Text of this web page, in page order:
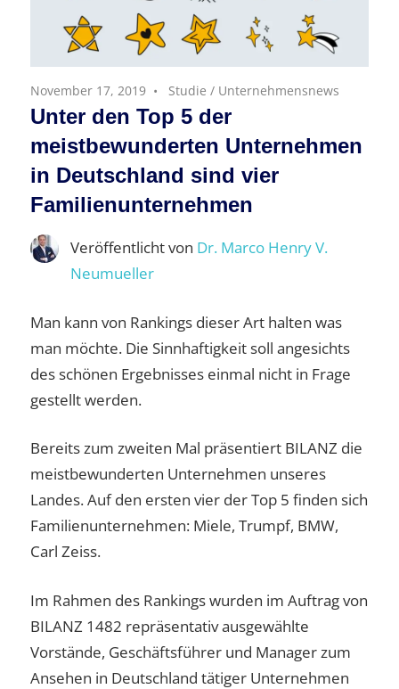
November 17, 2019 Studie / Unternehmensnews
Unter den Top 5 der
meistbewunderten Unternehmen
in Deutschland sind vier
Familienunternehmen
Veröffentlicht von Dr. Marco Henry V.
Neumueller
Man kann von Rankings dieser Art halten was
man möchte. Die Sinnhaftigkeit soll angesichts
des schönen Ergebnisses einmal nicht in Frage
gestellt werden.
Bereits zum zweiten Mal präsentiert BILANZ die
meistbewunderten Unternehmen unseres
Landes. Auf den ersten vier der Top 5 finden sich
Familienunternehmen: Miele, Trumpf, BMW,
Carl Zeiss.
Im Rahmen des Rankings wurden im Auftrag von
BILANZ 1482 repräsentativ ausgewählte
Vorstände, Geschäftsführer und Manager zum
Ansehen in Deutschland tätiger Unternehmen